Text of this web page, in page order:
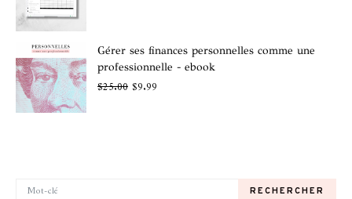
Gérer ses finances personnelles comme une
professionnelle - ebook
$25.00 $9.99
RECHERCHER